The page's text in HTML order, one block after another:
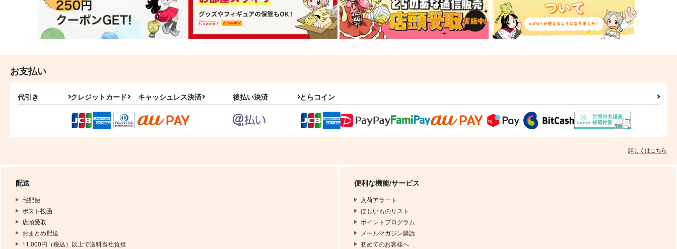
お支払い
代引き クレジットカード キャッシュレス決済 後払い決済 とらコイン
詳しくはこちら
配送
宅配便
ポスト投函
店頭受取
おまとめ配送
11,000円（税込）以上で送料当社負担
便利な機能/サービス
入荷アラート
ほしいものリスト
ポイントプログラム
メールマガジン購読
初めてのお客様へ